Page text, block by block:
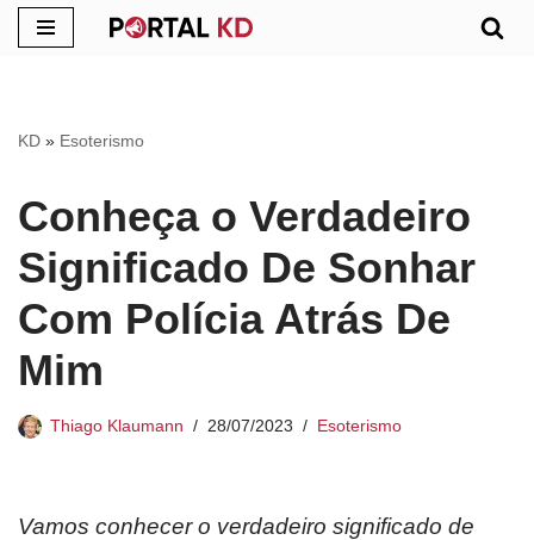
conteúdo
KD » Esoterismo
Conheça o Verdadeiro
Significado De Sonhar
Com Polícia Atrás De
Mim
Thiago Klaumann 28/07/2023 Esoterismo
Vamos conhecer o verdadeiro significado de